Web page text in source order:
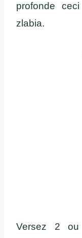
profonde
zlabia.
Versez 2